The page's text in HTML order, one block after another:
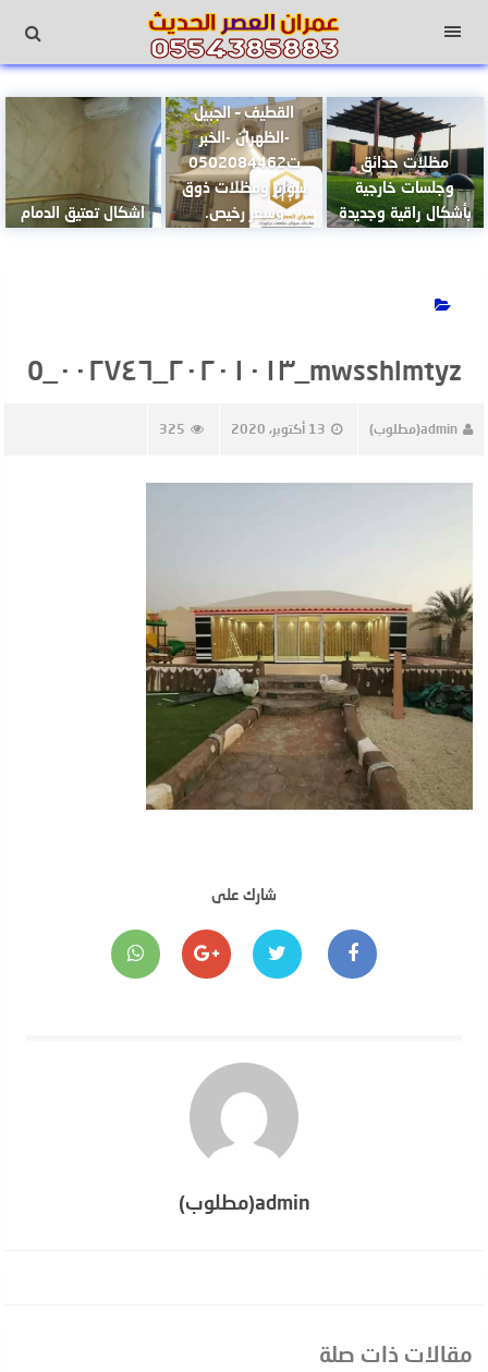
القائمة
مظلات حدائق
وجلسات خارجية
بأشكال راقية وجديدة
القطيف – الجبيل
-الظهران -الخبر
ت0502084462
سواتر ومظلات ذوق
وسعر رخيص.
اشكال تعتيق الدمام
mwsshlmtyz_٢٠٢٠١٠١٣_٠٠٢٧٤٦_0
admin(مطلوب) 13 أكتوبر، 2020 325
شارك على
admin(مطلوب)
مقالات ذات صلة